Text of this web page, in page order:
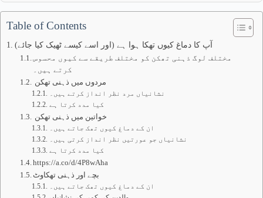
Table of Contents
آپ کا دماغ کیوں تھکا ہوا ہے (اور اسے کیسے ٹھیک کیا جائے)
مختلف لوگ ذہنی تھکن کو مختلف طریقے سے کیوں محسوس
کرتے ہیں۔
مردوں میں ذہنی تھکن
نشانیاں مرد نظر انداز کرتے ہیں۔
کیا مدد کرتا ہے
خواتین میں ذہنی تھکن
ان کے دماغ کیوں تھک جاتے ہیں۔
نشانیاں جو عورتیں نظر انداز کرتی ہیں۔
کیا مدد کرتا ہے
https://a.co/d/4P8wAha
بچے اور ذہنی تھکاوٹ
ان کے دماغ کیوں تھک جاتے ہیں۔